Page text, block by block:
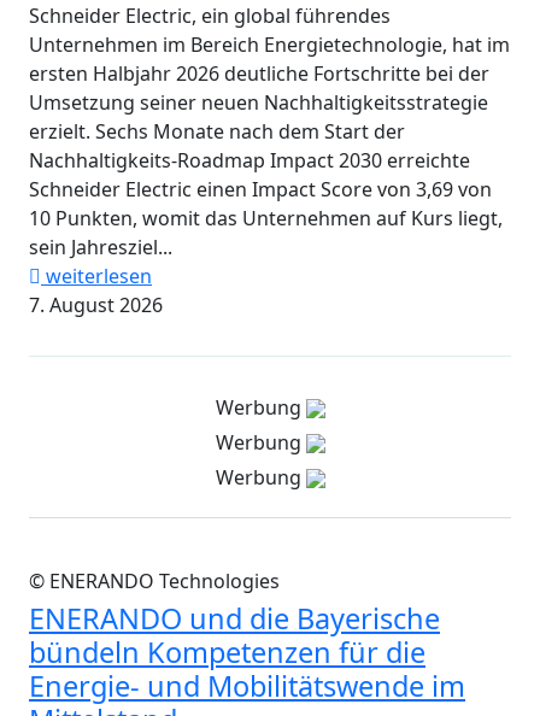
Schneider Electric, ein global führendes
Unternehmen im Bereich Energietechnologie, hat im
ersten Halbjahr 2026 deutliche Fortschritte bei der
Umsetzung seiner neuen Nachhaltigkeitsstrategie
erzielt. Sechs Monate nach dem Start der
Nachhaltigkeits-Roadmap Impact 2030 erreichte
Schneider Electric einen Impact Score von 3,69 von
10 Punkten, womit das Unternehmen auf Kurs liegt,
sein Jahresziel...
weiterlesen
7. August 2026
Werbung
Werbung
Werbung
© ENERANDO Technologies
ENERANDO und die Bayerische
bündeln Kompetenzen für die
Energie- und Mobilitätswende im